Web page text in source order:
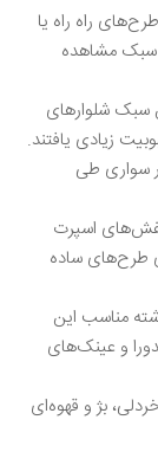
راه راه یا
سبک مشاهده
سبک شلوارهای
سواری طی
اسپرت
طرح‌های ساده
مناسب این
و عینک‌های
بژ و قهوه‌ای